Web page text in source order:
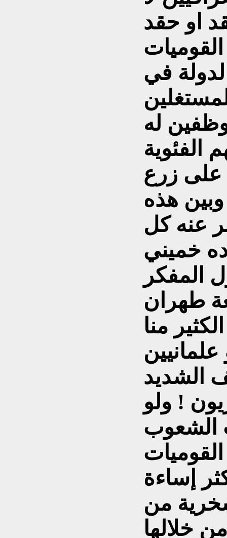
او حقد
في
له
الفئوية
على زرع
وبين هذه
عنه كل
خميني
المفكر
طهران
منا
علمانيين
الشديد
! ولو
الشعوب
إساءة
من
خلالها